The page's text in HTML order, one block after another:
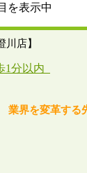
を表示中
店】
1分以内
業界を変革する